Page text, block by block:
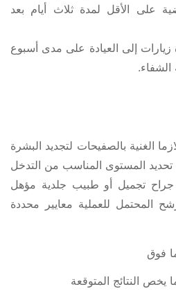
على الأقل لمدة ثلاث أيام بعد
زيارات إلى العيادة على مدى أسبوع
الشفاء.
الغنية بالصفيحات لتجديد البشرة
تحديد المستوى المناسب من التدخل
جراح تجميل أو طبيب جلدية مؤهل
المحتمل للعملية معايير محددة
يخص النتائج المتوقعة